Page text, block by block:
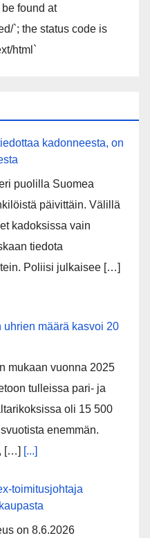
found at
`; the status code is
html`
kadonneesta, on
puolilla Suomea
päivittäin. Välillä
kadoksissa vain
tiedota
Poliisi julkaisee […]
määrä kasvoi 20
mukaan vuonna 2025
tulleissa pari- ja
oli 15 500
enemmän.
[…] [...]
toimitusjohtaja
on 8.6.2026